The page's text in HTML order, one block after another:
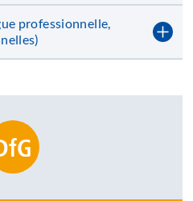
professionnelle,